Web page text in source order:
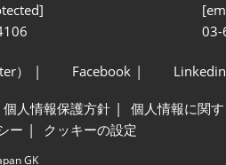
03-
） Facebook Linkedin
個人情報保護方針 個人情報に関
ー
クッキーの設定
GK